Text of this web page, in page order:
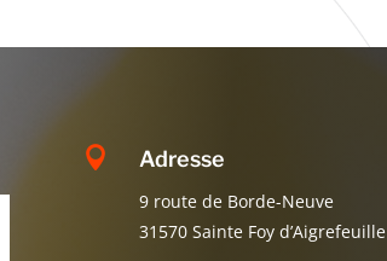
 Adresse
9 route de Borde-Neuve
31570 Sainte Foy d’Aigrefeuille